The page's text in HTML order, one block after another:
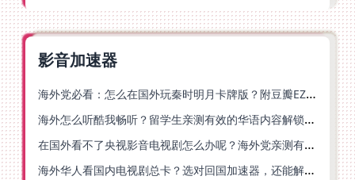
影音加速器
海外党必看：怎么在国外玩秦时明月卡牌版？附豆瓣EZCast地区限制破解法
海外怎么听酷我畅听？留学生亲测有效的华语内容解锁指南
在国外看不了央视影音电视剧怎么办呢？海外党亲测有效的回国加速方案
海外华人看国内电视剧总卡？选对回国加速器，还能解决菲律宾打不开反诈中心的问题